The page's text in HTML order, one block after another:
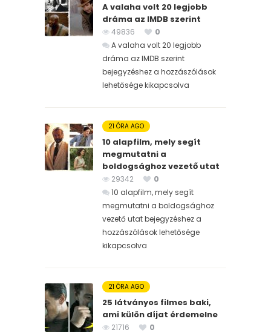
A valaha volt 20 legjobb
dráma az IMDB szerint
49836
0
A valaha volt 20 legjobb
dráma az IMDB szerint
bejegyzéshez a hozzászólások
lehetősége kikapcsolva
21 ÓRA AGO
10 alapfilm, mely segít
megmutatni a
boldogsághoz vezető utat
29342
0
10 alapfilm, mely segít
megmutatni a boldogsághoz
vezető utat bejegyzéshez a
hozzászólások lehetősége
kikapcsolva
21 ÓRA AGO
25 látványos filmes baki,
ami külön díjat érdemelne
21716
0